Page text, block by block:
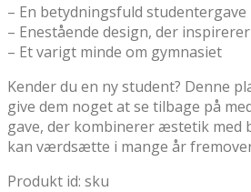
– En betydningsfuld studentergave
– Enestående design, der inspirerer
– Et varigt minde om gymnasiet
Kender du en ny student? Denne
give dem noget at se tilbage på
gave, der kombinerer æstetik med
kan værdsætte i mange år
Produkt id: sku